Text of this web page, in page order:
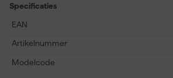
aan precieze afwerking en betrouwbare
Specificaties
EAN
Artikelnummer
Modelcode